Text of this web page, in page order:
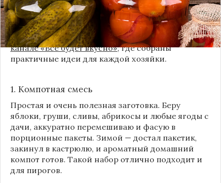
Сегодня я делюсь своими любимыми рецептами
без банок и долгих стерилизаций. Подробнее и с
пошаговыми инструкциями их можно найти на
канале «Все будет вкусно», где собраны
практичные идеи для каждой хозяйки.
1. Компотная смесь
Простая и очень полезная заготовка. Беру
яблоки, груши, сливы, абрикосы и любые ягоды с
дачи, аккуратно перемешиваю и фасую в
порционные пакеты. Зимой — достал пакетик,
закинул в кастрюлю, и ароматный домашний
компот готов. Такой набор отлично подходит и
для пирогов.